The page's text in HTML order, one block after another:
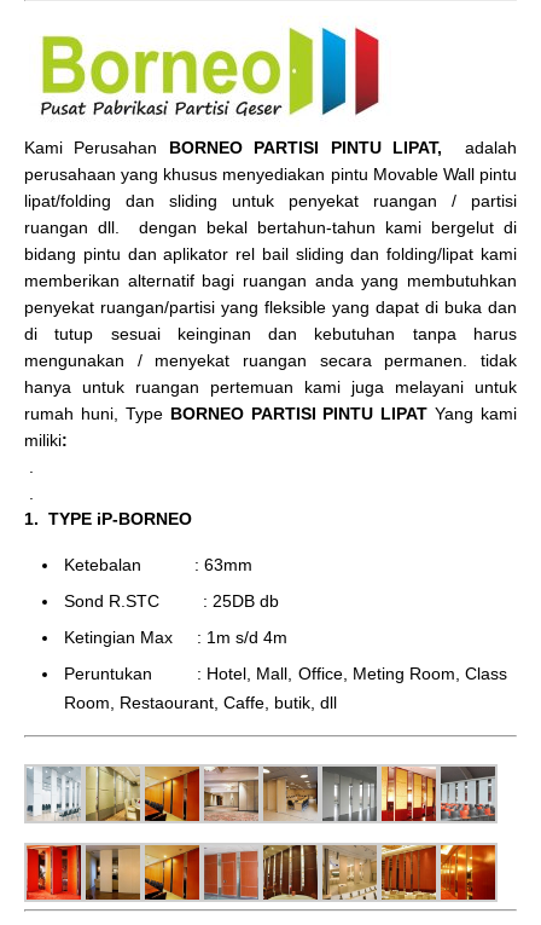
Kami Perusahan BORNEO PARTISI PINTU LIPAT, adalah
perusahaan yang khusus menyediakan pintu Movable Wall pintu
lipat/folding dan sliding untuk penyekat ruangan / partisi
ruangan dll. dengan bekal bertahun-tahun kami bergelut di
bidang pintu dan aplikator rel bail sliding dan folding/lipat kami
memberikan alternatif bagi ruangan anda yang membutuhkan
penyekat ruangan/partisi yang fleksible yang dapat di buka dan
di tutup sesuai keinginan dan kebutuhan tanpa harus
mengunakan / menyekat ruangan secara permanen. tidak
hanya untuk ruangan pertemuan kami juga melayani untuk
rumah huni, Type BORNEO PARTISI PINTU LIPAT Yang kami
miliki:
1. TYPE iP-BORNEO
Ketebalan : 63mm
Sond R.STC : 25DB db
Ketingian Max : 1m s/d 4m
Peruntukan : Hotel, Mall, Office, Meting Room, Class
Room, Restaourant, Caffe, butik, dll